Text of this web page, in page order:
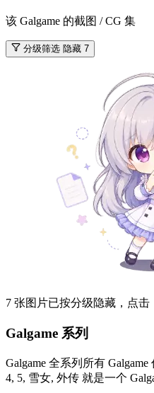
该 Galgame 的截图 / CG 集
分级筛选 隐藏 7
7 张图片已按分级隐藏，点
Galgame 系列
Galgame 全系列所有
4, 5, 雪女, 外传 就是一个